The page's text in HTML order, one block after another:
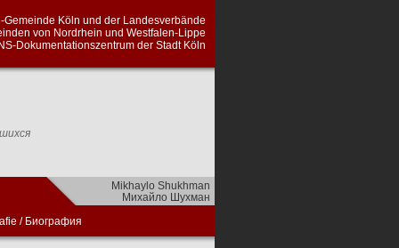
Gemeinde Köln und der Landesverbände
von Nordrhein und Westfalen-Lippe
Dokumentationszentrum der Stadt Köln
Mikhaylo Shukhman
Михайло Шухман
/ Биография